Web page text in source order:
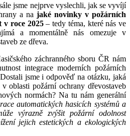
jsme nejprve vyslechli, jak se vyvíjí
a na jaké novinky v požárních
v roce 2025– tedy téma, které nás ve
a momentálně nás omezuje v
ze dřeva.
záchranného sboru ČR nám
integrace moderních požárních
jsme i odpověď na otázku, jaká
oblasti požární ochrany dřevostaveb
normách? Na tu nám generální
automatických hasicích systémů a
výrazně zvýšit požární odolnost
jejich estetických a ekologických